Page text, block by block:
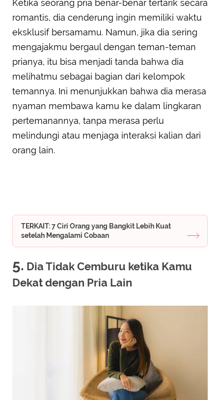
Ketika seorang pria benar-benar tertarik secara
romantis, dia cenderung ingin memiliki waktu
eksklusif bersamamu. Namun, jika dia sering
mengajakmu bergaul dengan teman-teman
prianya, itu bisa menjadi tanda bahwa dia
melihatmu sebagai bagian dari kelompok
temannya. Ini menunjukkan bahwa dia merasa
nyaman membawa kamu ke dalam lingkaran
pertemanannya, tanpa merasa perlu
melindungi atau menjaga interaksi kalian dari
orang lain.
TERKAIT: 7 Ciri Orang yang Bangkit Lebih Kuat
setelah Mengalami Cobaan
5. Dia Tidak Cemburu ketika Kamu
Dekat dengan Pria Lain